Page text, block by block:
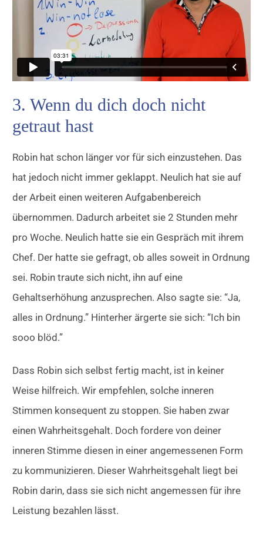
3. Wenn du dich doch nicht
getraut hast
Robin hat schon länger vor für sich einzustehen. Das
hat jedoch nicht immer geklappt. Neulich hat sie auf
der Arbeit einen weiteren Aufgabenbereich
übernommen. Dadurch arbeitet sie 2 Stunden mehr
pro Woche. Neulich hatte sie ein Gespräch mit ihrem
Chef. Der hatte sie gefragt, ob alles soweit in Ordnung
sei. Robin traute sich nicht, ihn auf eine
Gehaltserhöhung anzusprechen. Also sagte sie: “Ja,
alles in Ordnung.” Hinterher ärgerte sie sich: “Ich bin
sooo blöd.”
Dass Robin sich selbst fertig macht, ist in keiner
Weise hilfreich. Wir empfehlen, solche inneren
Stimmen konsequent zu stoppen. Sie haben zwar
einen Wahrheitsgehalt. Doch fordere von deiner
inneren Stimme diesen in einer angemessenen Form
zu kommunizieren. Dieser Wahrheitsgehalt liegt bei
Robin darin, dass sie sich nicht angemessen für ihre
Leistung bezahlen lässt.